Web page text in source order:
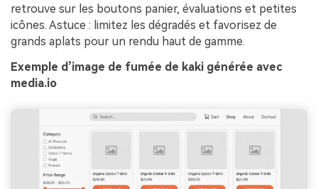
retrouve sur les boutons panier, évaluations et petites
icônes. Astuce : limitez les dégradés et favorisez de
grands aplats pour un rendu haut de gamme.
Exemple d’image de fumée de kaki générée avec
media.io